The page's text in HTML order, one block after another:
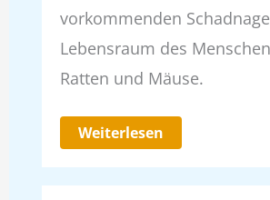
vorkommenden
Lebensraum des
Ratten und Mäuse.
Weiterlesen